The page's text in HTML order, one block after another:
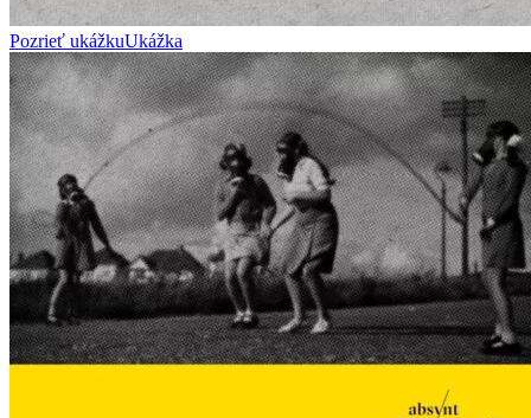
Pozrieť ukážkuUkážka